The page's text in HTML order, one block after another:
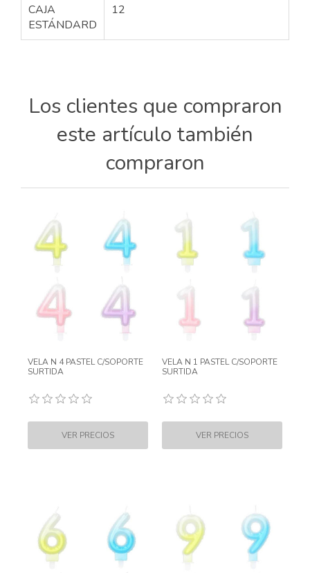
CAJA
ESTÁNDARD
12
Los clientes que compraron
este artículo también
compraron
VELA N 4 PASTEL C/SOPORTE
SURTIDA
VELA N 1 PASTEL C/SOPORTE
SURTIDA